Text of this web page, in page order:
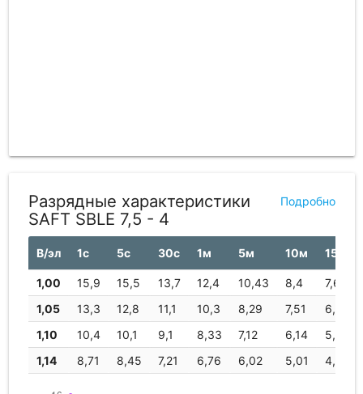
Разрядные характеристики
SAFT SBLE 7,5 - 4
Подробно
В/эл 1с 5с 30с 1м 5м 10м 15м
1,00 15,9 15,5 13,7 12,4 10,43 8,4
7,67
1,05
13,3 12,8 11,1 10,3 8,29 7,51
6,81
1,10
10,4 10,1 9,1 8,33 7,12 6,14
5,66
1,14
8,71 8,45 7,21 6,76 6,02 5,01 4,5